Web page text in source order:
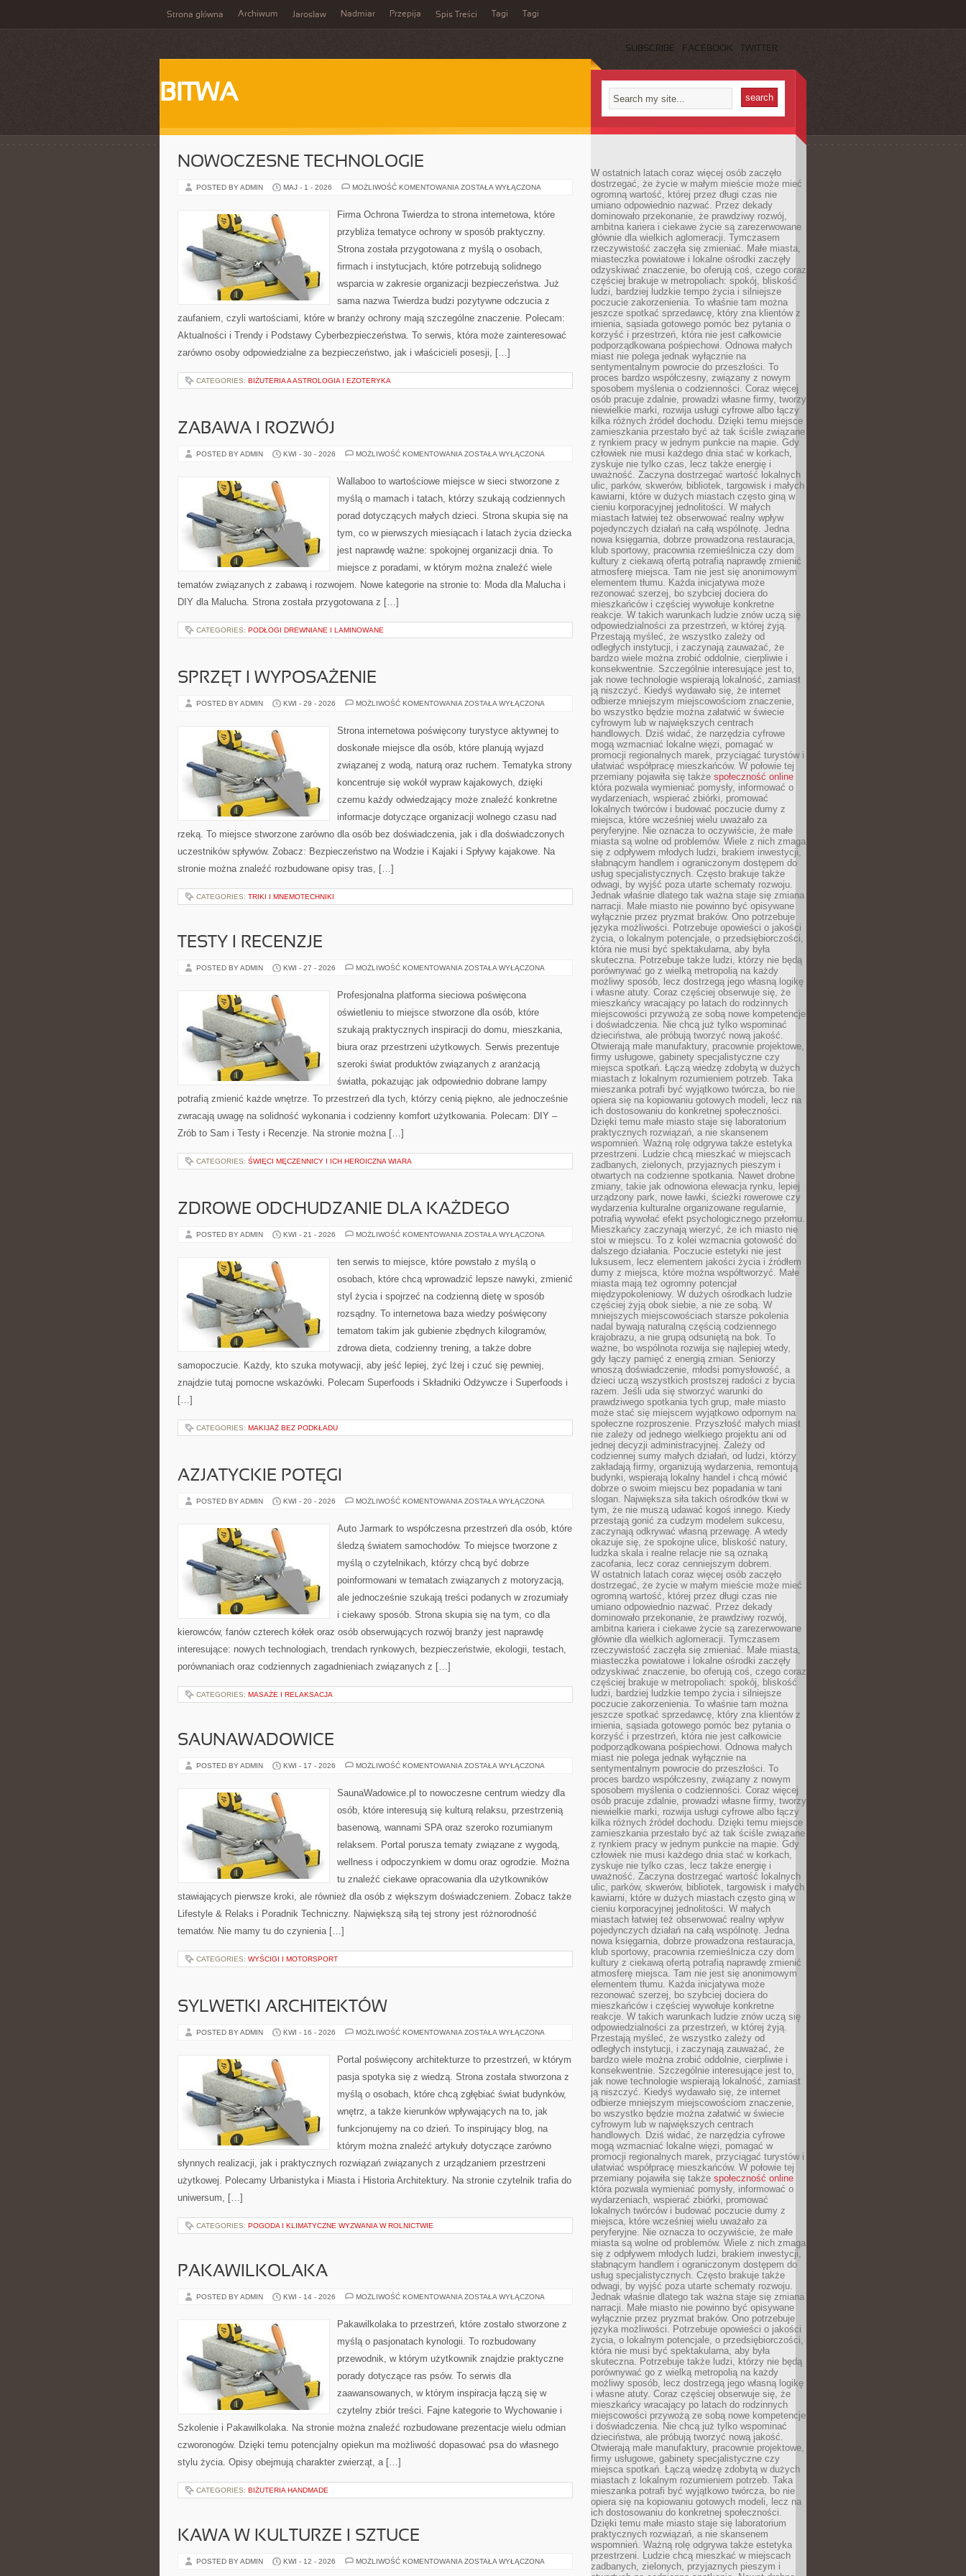
Strona główna Archiwum Jarosław Nadmiar Przepija Spis Treści Tagi Tagi
SUBSCRIBE FACEBOOK TWITTER
BITWA
NOWOCZESNE TECHNOLOGIE
POSTED BY ADMIN MAJ - 1 - 2026 MOŻLIWOŚĆ KOMENTOWANIA NOWOCZESNE
ZOSTAŁA WYŁĄCZONA
Firma Ochrona Twierdza to strona internetowa, które
przybliża tematyce ochrony w sposób praktyczny.
Strona została przygotowana z myślą o osobach,
firmach i instytucjach, które potrzebują solidnego
wsparcia w zakresie organizacji bezpieczeństwa. Już
sama nazwa Twierdza budzi pozytywne odczucia z
zaufaniem, czyli wartościami, które w branży ochrony mają szczególne znaczenie. Polecam:
Aktualności i Trendy i Podstawy Cyberbezpieczeństwa. To serwis, która może zainteresować
zarówno osoby odpowiedzialne za bezpieczeństwo, jak i właścicieli posesji, […]
CATEGORIES: BIŻUTERIA A ASTROLOGIA I EZOTERYKA
ZABAWA I ROZWÓJ
POSTED BY ADMIN KWI - 30 - 2026 MOŻLIWOŚĆ KOMENTOWANIA ZABAWA
ZOSTAŁA WYŁĄCZONA
Wallaboo to wartościowe miejsce w sieci stworzone z
myślą o mamach i tatach, którzy szukają codziennych
porad dotyczących małych dzieci. Strona skupia się na
tym, co w pierwszych miesiącach i latach życia dziecka
jest naprawdę ważne: spokojnej organizacji dnia. To
miejsce z poradami, w którym można znaleźć wiele
tematów związanych z zabawą i rozwojem. Nowe kategorie na stronie to: Moda dla Malucha i
DIY dla Malucha. Strona została przygotowana z […]
CATEGORIES: PODŁOGI DREWNIANE I LAMINOWANE
SPRZĘT I WYPOSAŻENIE
POSTED BY ADMIN KWI - 29 - 2026 MOŻLIWOŚĆ KOMENTOWANIA SPRZĘT
ZOSTAŁA WYŁĄCZONA
Strona internetowa poświęcony turystyce aktywnej to
doskonałe miejsce dla osób, które planują wyjazd
związanej z wodą, naturą oraz ruchem. Tematyka strony
koncentruje się wokół wypraw kajakowych, dzięki
czemu każdy odwiedzający może znaleźć konkretne
informacje dotyczące organizacji wolnego czasu nad
rzeką. To miejsce stworzone zarówno dla osób bez doświadczenia, jak i dla doświadczonych
uczestników spływów. Zobacz: Bezpieczeństwo na Wodzie i Kajaki i Spływy kajakowe. Na
stronie można znaleźć rozbudowane opisy tras, […]
CATEGORIES: TRIKI I MNEMOTECHNIKI
TESTY I RECENZJE
POSTED BY ADMIN KWI - 27 - 2026 MOŻLIWOŚĆ KOMENTOWANIA TESTY
ZOSTAŁA WYŁĄCZONA
Profesjonalna platforma sieciowa poświęcona
oświetleniu to miejsce stworzone dla osób, które
szukają praktycznych inspiracji do domu, mieszkania,
biura oraz przestrzeni użytkowych. Serwis prezentuje
szeroki świat produktów związanych z aranżacją
światła, pokazując jak odpowiednio dobrane lampy
potrafią zmienić każde wnętrze. To przestrzeń dla tych, którzy cenią piękno, ale jednocześnie
zwracają uwagę na solidność wykonania i codzienny komfort użytkowania. Polecam: DIY –
Zrób to Sam i Testy i Recenzje. Na stronie można […]
CATEGORIES: ŚWIĘCI MĘCZENNICY I ICH HEROICZNA WIARA
ZDROWE ODCHUDZANIE DLA KAŻDEGO
POSTED BY ADMIN KWI - 21 - 2026 MOŻLIWOŚĆ KOMENTOWANIA ZDROWE
KAŻDEGO
ZOSTAŁA WYŁĄCZONA
ten serwis to miejsce, które powstało z myślą o
osobach, które chcą wprowadzić lepsze nawyki, zmienić
styl życia i spojrzeć na codzienną dietę w sposób
rozsądny. To internetowa baza wiedzy poświęcony
tematom takim jak gubienie zbędnych kilogramów,
zdrowa dieta, codzienny trening, a także dobre
samopoczucie. Każdy, kto szuka motywacji, aby jeść lepiej, żyć lżej i czuć się pewniej,
znajdzie tutaj pomocne wskazówki. Polecam Superfoods i Składniki Odżywcze i Superfoods i
[…]
CATEGORIES: MAKIJAŻ BEZ PODKŁADU
AZJATYCKIE POTĘGI
POSTED BY ADMIN KWI - 20 - 2026 MOŻLIWOŚĆ KOMENTOWANIA AZJATYCKIE
ZOSTAŁA WYŁĄCZONA
Auto Jarmark to współczesna przestrzeń dla osób, które
śledzą światem samochodów. To miejsce tworzone z
myślą o czytelnikach, którzy chcą być dobrze
poinformowani w tematach związanych z motoryzacją,
ale jednocześnie szukają treści podanych w zrozumiały
i ciekawy sposób. Strona skupia się na tym, co dla
kierowców, fanów czterech kółek oraz osób obserwujących rozwój branży jest naprawdę
interesujące: nowych technologiach, trendach rynkowych, bezpieczeństwie, ekologii, testach,
porównaniach oraz codziennych zagadnieniach związanych z […]
CATEGORIES: MASAŻE I RELAKSACJA
SAUNAWADOWICE
POSTED BY ADMIN KWI - 17 - 2026 MOŻLIWOŚĆ KOMENTOWANIA SAUNAWADOWICE
ZOSTAŁA WYŁĄCZONA
SaunaWadowice.pl to nowoczesne centrum wiedzy dla
osób, które interesują się kulturą relaksu, przestrzenią
basenową, wannami SPA oraz szeroko rozumianym
relaksem. Portal porusza tematy związane z wygodą,
wellness i odpoczynkiem w domu oraz ogrodzie. Można
tu znaleźć ciekawe opracowania dla użytkowników
stawiających pierwsze kroki, ale również dla osób z większym doświadczeniem. Zobacz także
Lifestyle & Relaks i Poradnik Techniczny. Największą siłą tej strony jest różnorodność
tematów. Nie mamy tu do czynienia […]
CATEGORIES: WYŚCIGI I MOTORSPORT
SYLWETKI ARCHITEKTÓW
POSTED BY ADMIN KWI - 16 - 2026 MOŻLIWOŚĆ KOMENTOWANIA SYLWETKI
ZOSTAŁA WYŁĄCZONA
Portal poświęcony architekturze to przestrzeń, w którym
pasja spotyka się z wiedzą. Strona została stworzona z
myślą o osobach, które chcą zgłębiać świat budynków,
wnętrz, a także kierunków wpływających na to, jak
funkcjonujemy na co dzień. To inspirujący blog, na
którym można znaleźć artykuły dotyczące zarówno
słynnych realizacji, jak i praktycznych rozwiązań związanych z urządzaniem przestrzeni
użytkowej. Polecamy Urbanistyka i Miasta i Historia Architektury. Na stronie czytelnik trafia do
uniwersum, […]
CATEGORIES: POGODA I KLIMATYCZNE WYZWANIA W ROLNICTWIE
PAKAWILKOLAKA
POSTED BY ADMIN KWI - 14 - 2026 MOŻLIWOŚĆ KOMENTOWANIA PAKAWILKOLAKA
ZOSTAŁA WYŁĄCZONA
Pakawilkolaka to przestrzeń, które zostało stworzone z
myślą o pasjonatach kynologii. To rozbudowany
przewodnik, w którym użytkownik znajdzie praktyczne
porady dotyczące ras psów. To serwis dla
zaawansowanych, w którym inspiracja łączą się w
czytelny zbiór treści. Fajne kategorie to Wychowanie i
Szkolenie i Pakawilkolaka. Na stronie można znaleźć rozbudowane prezentacje wielu odmian
czworonogów. Dzięki temu potencjalny opiekun ma możliwość dopasować psa do własnego
stylu życia. Opisy obejmują charakter zwierząt, a […]
CATEGORIES: BIŻUTERIA HANDMADE
KAWA W KULTURZE I SZTUCE
POSTED BY ADMIN KWI - 12 - 2026 MOŻLIWOŚĆ KOMENTOWANIA KAWA
ZOSTAŁA WYŁĄCZONA
W ostatnich latach coraz więcej osób zaczęło
dostrzegać, że życie w małym mieście może mieć
ogromną wartość, której przez długi czas nie
umiano odpowiednio nazwać. Przez dekady
dominowało przekonanie, że prawdziwy rozwój,
ambitna kariera i ciekawe życie są zarezerwowane
głównie dla wielkich aglomeracji. Tymczasem
rzeczywistość zaczęła się zmieniać. Małe miasta,
miasteczka powiatowe i lokalne ośrodki zaczęły
odzyskiwać znaczenie, bo oferują coś, czego coraz
częściej brakuje w metropoliach: spokój, bliskość
ludzi, bardziej ludzkie tempo życia i silniejsze
poczucie zakorzenienia. To właśnie tam można
jeszcze spotkać sprzedawcę, który zna klientów z
imienia, sąsiada gotowego pomóc bez pytania o
korzyść i przestrzeń, która nie jest całkowicie
podporządkowana pośpiechowi. Odnowa małych
miast nie polega jednak wyłącznie na
sentymentalnym powrocie do przeszłości. To
proces bardzo współczesny, związany z nowym
sposobem myślenia o codzienności. Coraz więcej
osób pracuje zdalnie, prowadzi własne firmy, tworzy
niewielkie marki, rozwija usługi cyfrowe albo łączy
kilka różnych źródeł dochodu. Dzięki temu miejsce
zamieszkania przestało być aż tak ściśle związane
z rynkiem pracy w jednym punkcie na mapie. Gdy
człowiek nie musi każdego dnia stać w korkach,
zyskuje nie tylko czas, lecz także energię i
uważność. Zaczyna dostrzegać wartość lokalnych
ulic, parków, skwerów, bibliotek, targowisk i małych
kawiarni, które w dużych miastach często giną w
cieniu korporacyjnej jednolitości. W małych
miastach łatwiej też obserwować realny wpływ
pojedynczych działań na całą wspólnotę. Jedna
nowa księgarnia, dobrze prowadzona restauracja,
klub sportowy, pracownia rzemieślnicza czy dom
kultury z ciekawą ofertą potrafią naprawdę zmienić
atmosferę miejsca. Tam nie jest się anonimowym
elementem tłumu. Każda inicjatywa może
rezonować szerzej, bo szybciej dociera do
mieszkańców i częściej wywołuje konkretne
reakcje. W takich warunkach ludzie znów uczą się
odpowiedzialności za przestrzeń, w której żyją.
Przestają myśleć, że wszystko zależy od
odległych instytucji, i zaczynają zauważać, że
bardzo wiele można zrobić oddolnie, cierpliwie i
konsekwentnie. Szczególnie interesujące jest to,
jak nowe technologie wspierają lokalność, zamiast
ją niszczyć. Kiedyś wydawało się, że internet
odbierze mniejszym miejscowościom znaczenie,
bo wszystko będzie można załatwić w świecie
cyfrowym lub w największych centrach
handlowych. Dziś widać, że narzędzia cyfrowe
mogą wzmacniać lokalne więzi, pomagać w
promocji regionalnych marek, przyciągać turystów i
ułatwiać współpracę mieszkańców. W połowie tej
przemiany pojawiła się także społeczność online
która pozwala wymieniać pomysły, informować o
wydarzeniach, wspierać zbiórki, promować
lokalnych twórców i budować poczucie dumy z
miejsca, które wcześniej wielu uważało za
peryferyjne. Nie oznacza to oczywiście, że małe
miasta są wolne od problemów. Wiele z nich zmaga
się z odpływem młodych ludzi, brakiem inwestycji,
słabnącym handlem i ograniczonym dostępem do
usług specjalistycznych. Często brakuje także
odwagi, by wyjść poza utarte schematy rozwoju.
Jednak właśnie dlatego tak ważna staje się zmiana
narracji. Małe miasto nie powinno być opisywane
wyłącznie przez pryzmat braków. Ono potrzebuje
języka możliwości. Potrzebuje opowieści o jakości
życia, o lokalnym potencjale, o przedsiębiorczości,
która nie musi być spektakularna, aby była
skuteczna. Potrzebuje także ludzi, którzy nie będą
porównywać go z wielką metropolią na każdy
możliwy sposób, lecz dostrzegą jego własną logikę
i własne atuty. Coraz częściej obserwuje się, że
mieszkańcy wracający po latach do rodzinnych
miejscowości przywożą ze sobą nowe kompetencje
i doświadczenia. Nie chcą już tylko wspominać
dzieciństwa, ale próbują tworzyć nową jakość.
Otwierają małe manufaktury, pracownie projektowe,
firmy usługowe, gabinety specjalistyczne czy
miejsca spotkań. Łączą wiedzę zdobytą w dużych
miastach z lokalnym rozumieniem potrzeb. Taka
mieszanka potrafi być wyjątkowo twórcza, bo nie
opiera się na kopiowaniu gotowych modeli, lecz na
ich dostosowaniu do konkretnej społeczności.
Dzięki temu małe miasto staje się laboratorium
praktycznych rozwiązań, a nie skansenem
wspomnień. Ważną rolę odgrywa także estetyka
przestrzeni. Ludzie chcą mieszkać w miejscach
zadbanych, zielonych, przyjaznych pieszym i
otwartych na codzienne spotkania. Nawet drobne
zmiany, takie jak odnowiona elewacja rynku, lepiej
urządzony park, nowe ławki, ścieżki rowerowe czy
wydarzenia kulturalne organizowane regularnie,
potrafią wywołać efekt psychologicznego przełomu.
Mieszkańcy zaczynają wierzyć, że ich miasto nie
stoi w miejscu. To z kolei wzmacnia gotowość do
dalszego działania. Poczucie estetyki nie jest
luksusem, lecz elementem jakości życia i źródłem
dumy z miejsca, które można współtworzyć. Małe
miasta mają też ogromny potencjał
międzypokoleniowy. W dużych ośrodkach ludzie
częściej żyją obok siebie, a nie ze sobą. W
mniejszych miejscowościach starsze pokolenia
nadal bywają naturalną częścią codziennego
krajobrazu, a nie grupą odsuniętą na bok. To
ważne, bo wspólnota rozwija się najlepiej wtedy,
gdy łączy pamięć z energią zmian. Seniorzy
wnoszą doświadczenie, młodsi pomysłowość, a
dzieci uczą wszystkich prostszej radości z bycia
razem. Jeśli uda się stworzyć warunki do
prawdziwego spotkania tych grup, małe miasto
może stać się miejscem wyjątkowo odpornym na
społeczne rozproszenie. Przyszłość małych miast
nie zależy od jednego wielkiego projektu ani od
jednej decyzji administracyjnej. Zależy od
codziennej sumy małych działań, od ludzi, którzy
zakładają firmy, organizują wydarzenia, remontują
budynki, wspierają lokalny handel i chcą mówić
dobrze o swoim miejscu bez popadania w tani
slogan. Największa siła takich ośrodków tkwi w
tym, że nie muszą udawać kogoś innego. Kiedy
przestają gonić za cudzym modelem sukcesu,
zaczynają odkrywać własną przewagę. A wtedy
okazuje się, że spokojne ulice, bliskość natury,
ludzka skala i realne relacje nie są oznaką
zacofania, lecz coraz cenniejszym dobrem.
W ostatnich latach coraz więcej osób zaczęło
dostrzegać, że życie w małym mieście może mieć
ogromną wartość, której przez długi czas nie
umiano odpowiednio nazwać. Przez dekady
dominowało przekonanie, że prawdziwy rozwój,
ambitna kariera i ciekawe życie są zarezerwowane
głównie dla wielkich aglomeracji. Tymczasem
rzeczywistość zaczęła się zmieniać. Małe miasta,
miasteczka powiatowe i lokalne ośrodki zaczęły
odzyskiwać znaczenie, bo oferują coś, czego coraz
częściej brakuje w metropoliach: spokój, bliskość
ludzi, bardziej ludzkie tempo życia i silniejsze
poczucie zakorzenienia. To właśnie tam można
jeszcze spotkać sprzedawcę, który zna klientów z
imienia, sąsiada gotowego pomóc bez pytania o
korzyść i przestrzeń, która nie jest całkowicie
podporządkowana pośpiechowi. Odnowa małych
miast nie polega jednak wyłącznie na
sentymentalnym powrocie do przeszłości. To
proces bardzo współczesny, związany z nowym
sposobem myślenia o codzienności. Coraz więcej
osób pracuje zdalnie, prowadzi własne firmy, tworzy
niewielkie marki, rozwija usługi cyfrowe albo łączy
kilka różnych źródeł dochodu. Dzięki temu miejsce
zamieszkania przestało być aż tak ściśle związane
z rynkiem pracy w jednym punkcie na mapie. Gdy
człowiek nie musi każdego dnia stać w korkach,
zyskuje nie tylko czas, lecz także energię i
uważność. Zaczyna dostrzegać wartość lokalnych
ulic, parków, skwerów, bibliotek, targowisk i małych
kawiarni, które w dużych miastach często giną w
cieniu korporacyjnej jednolitości. W małych
miastach łatwiej też obserwować realny wpływ
pojedynczych działań na całą wspólnotę. Jedna
nowa księgarnia, dobrze prowadzona restauracja,
klub sportowy, pracownia rzemieślnicza czy dom
kultury z ciekawą ofertą potrafią naprawdę zmienić
atmosferę miejsca. Tam nie jest się anonimowym
elementem tłumu. Każda inicjatywa może
rezonować szerzej, bo szybciej dociera do
mieszkańców i częściej wywołuje konkretne
reakcje. W takich warunkach ludzie znów uczą się
odpowiedzialności za przestrzeń, w której żyją.
Przestają myśleć, że wszystko zależy od
odległych instytucji, i zaczynają zauważać, że
bardzo wiele można zrobić oddolnie, cierpliwie i
konsekwentnie. Szczególnie interesujące jest to,
jak nowe technologie wspierają lokalność, zamiast
ją niszczyć. Kiedyś wydawało się, że internet
odbierze mniejszym miejscowościom znaczenie,
bo wszystko będzie można załatwić w świecie
cyfrowym lub w największych centrach
handlowych. Dziś widać, że narzędzia cyfrowe
mogą wzmacniać lokalne więzi, pomagać w
promocji regionalnych marek, przyciągać turystów i
ułatwiać współpracę mieszkańców. W połowie tej
przemiany pojawiła się także społeczność online
która pozwala wymieniać pomysły, informować o
wydarzeniach, wspierać zbiórki, promować
lokalnych twórców i budować poczucie dumy z
miejsca, które wcześniej wielu uważało za
peryferyjne. Nie oznacza to oczywiście, że małe
miasta są wolne od problemów. Wiele z nich zmaga
się z odpływem młodych ludzi, brakiem inwestycji,
słabnącym handlem i ograniczonym dostępem do
usług specjalistycznych. Często brakuje także
odwagi, by wyjść poza utarte schematy rozwoju.
Jednak właśnie dlatego tak ważna staje się zmiana
narracji. Małe miasto nie powinno być opisywane
wyłącznie przez pryzmat braków. Ono potrzebuje
języka możliwości. Potrzebuje opowieści o jakości
życia, o lokalnym potencjale, o przedsiębiorczości,
która nie musi być spektakularna, aby była
skuteczna. Potrzebuje także ludzi, którzy nie będą
porównywać go z wielką metropolią na każdy
możliwy sposób, lecz dostrzegą jego własną logikę
i własne atuty. Coraz częściej obserwuje się, że
mieszkańcy wracający po latach do rodzinnych
miejscowości przywożą ze sobą nowe kompetencje
i doświadczenia. Nie chcą już tylko wspominać
dzieciństwa, ale próbują tworzyć nową jakość.
Otwierają małe manufaktury, pracownie projektowe,
firmy usługowe, gabinety specjalistyczne czy
miejsca spotkań. Łączą wiedzę zdobytą w dużych
miastach z lokalnym rozumieniem potrzeb. Taka
mieszanka potrafi być wyjątkowo twórcza, bo nie
opiera się na kopiowaniu gotowych modeli, lecz na
ich dostosowaniu do konkretnej społeczności.
Dzięki temu małe miasto staje się laboratorium
praktycznych rozwiązań, a nie skansenem
wspomnień. Ważną rolę odgrywa także estetyka
przestrzeni. Ludzie chcą mieszkać w miejscach
zadbanych, zielonych, przyjaznych pieszym i